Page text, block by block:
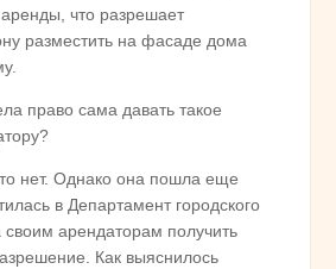
что разрешает
разместить на фасаде дома
право сама давать такое
нет. Однако она пошла еще
в Департамент городского
своим арендаторам получить
Как выяснилось